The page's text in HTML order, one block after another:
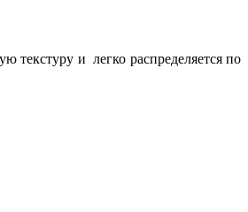
текстуру и легко распределяется по